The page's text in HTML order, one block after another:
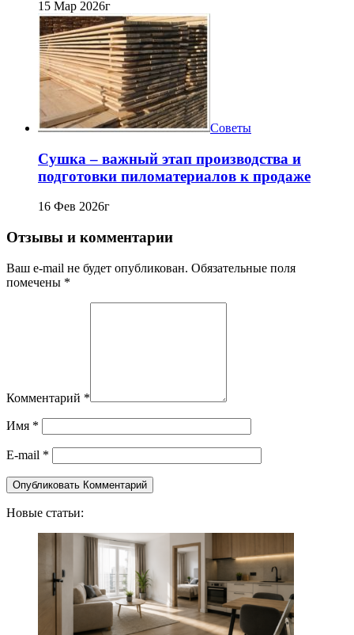
15 Мар 2026г
Советы
Сушка – важный этап производства и
подготовки пиломатериалов к продаже
16 Фев 2026г
Отзывы и комментарии
Ваш e-mail не будет опубликован. Обязательные поля
помечены *
Комментарий *
Имя *
E-mail *
Новые статьи: